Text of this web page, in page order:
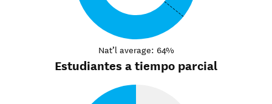
Nat’l average: 64%
Estudiantes a tiempo parcial